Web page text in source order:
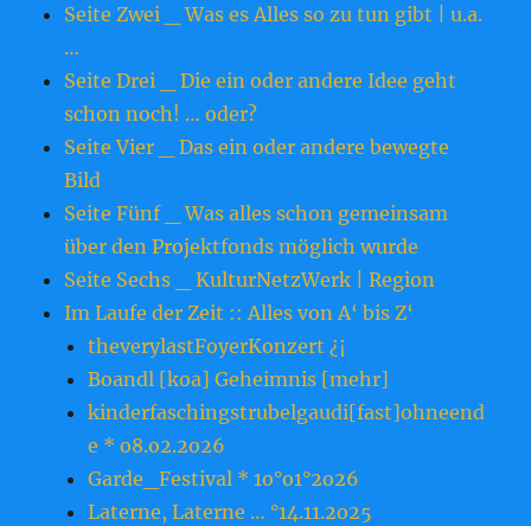
Seite Zwei _ Was es Alles so zu tun gibt | u.a.
…
Seite Drei _ Die ein oder andere Idee geht
schon noch! … oder?
Seite Vier _ Das ein oder andere bewegte
Bild
Seite Fünf _ Was alles schon gemeinsam
über den Projektfonds möglich wurde
Seite Sechs _ KulturNetzWerk | Region
Im Laufe der Zeit :: Alles von A‘ bis Z‘
theverylastFoyerKonzert ¿¡
Boandl [koa] Geheimnis [mehr]
kinderfaschingstrubelgaudi[fast]ohneend
e * o8.o2.2o26
Garde_Festival * 1o°o1°2o26
Laterne, Laterne … °14.11.2o25